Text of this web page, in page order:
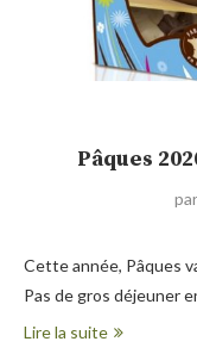
Pâques
par
Cette année, Pâques
Pas de gros déjeuner
Lire la suite